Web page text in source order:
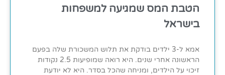
הטבת המס שמגיעה למשפחות
בישראל
אמא ל-3 ילדים בודקת את תלוש המשכורת שלה בפעם
הראשונה אחרי שנים. היא רואה שמופיעות 2.5 נקודות
זיכוי על הילדים, ומניחה שהכל בסדר. היא לא יודעת